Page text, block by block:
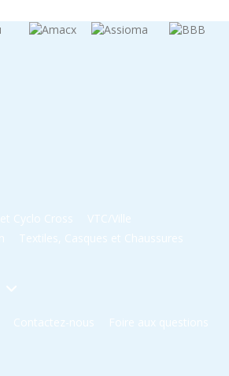
Cyclo Cross
VTC/Ville
Textiles, Casques et Chaussures
Contactez-nous Foire aux questions